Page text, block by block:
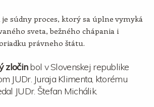
je súdny proces, ktorý sa úplne vymyká
sveta, bežného chápania i
právneho štátu.
zločinbol v Slovenskej republike
JUDr. Juraja Klimenta, ktorému
JUDr. Štefan Michálik.